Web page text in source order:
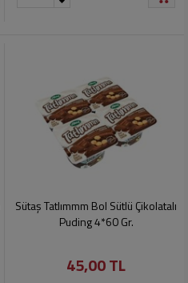
Sütaş Tatlımmm Bol Sütlü Çikolatalı
Puding 4*60 Gr.
45,00 TL